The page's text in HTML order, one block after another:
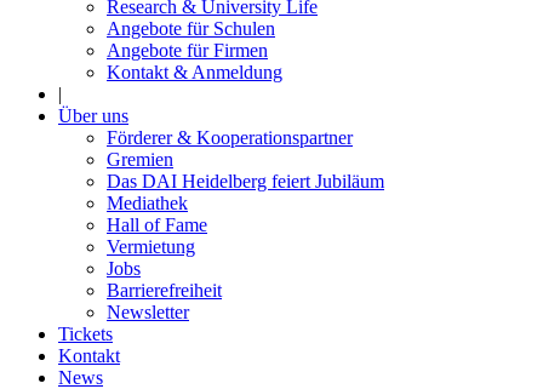
Research & University Life
Angebote für Schulen
Angebote für Firmen
Kontakt & Anmeldung
|
Über uns
Förderer & Kooperationspartner
Gremien
Das DAI Heidelberg feiert Jubiläum
Mediathek
Hall of Fame
Vermietung
Jobs
Barrierefreiheit
Newsletter
Tickets
Kontakt
News